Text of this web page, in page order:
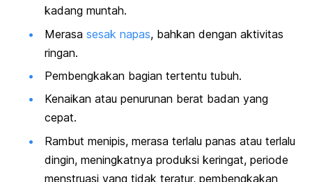
kadang muntah.
Merasa sesak napas, bahkan dengan aktivitas
ringan.
Pembengkakan bagian tertentu tubuh.
Kenaikan atau penurunan berat badan yang
cepat.
Rambut menipis, merasa terlalu panas atau terlalu
dingin, meningkatnya produksi keringat, periode
menstruasi yang tidak teratur, pembengkakan